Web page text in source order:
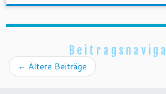
← Ältere Beiträge